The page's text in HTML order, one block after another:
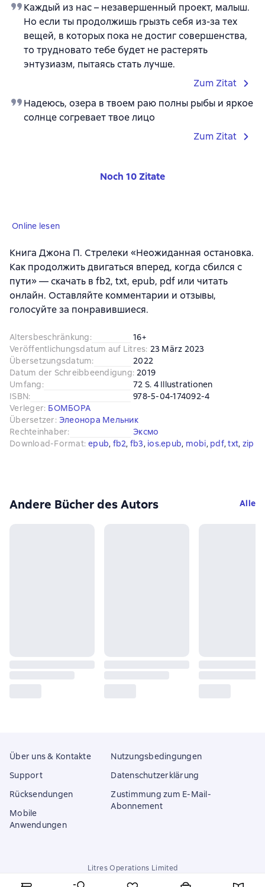
Каждый из нас – незавершенный проект, малыш.
Но если ты продолжишь грызть себя из-за тех
вещей, в которых пока не достиг совершенства,
то трудновато тебе будет не растерять
энтузиазм, пытаясь стать лучше.
Zum Zitat
Надеюсь, озера в твоем раю полны рыбы и яркое
солнце согревает твое лицо
Zum Zitat
Noch 10 Zitate
Online lesen
Книга Джона П. Стрелеки «Неожиданная остановка.
Как продолжить двигаться вперед, когда сбился с
пути» — скачать в fb2, txt, epub, pdf или читать
онлайн. Оставляйте комментарии и отзывы,
голосуйте за понравившиеся.
Altersbeschränkung:
16+
Veröffentlichungsdatum auf Litres: 23 März 2023
Übersetzungsdatum:
2022
Datum der Schreibbeendigung: 2019
Umfang:
72 S. 4 Illustrationen
ISBN:
978-5-04-174092-4
Verleger: БОМБОРА
Übersetzer: Элеонора Мельник
Rechteinhaber:
Эксмо
Download-Format: epub, fb2, fb3, ios.epub, mobi, pdf, txt, zip
Andere Bücher des Autors Alle
Über uns & Kontakte
Support
Rücksendungen
Mobile
Anwendungen
Nutzungsbedingungen
Datenschutzerklärung
Zustimmung zum E-Mail-
Abonnement
Litres Operations Limited